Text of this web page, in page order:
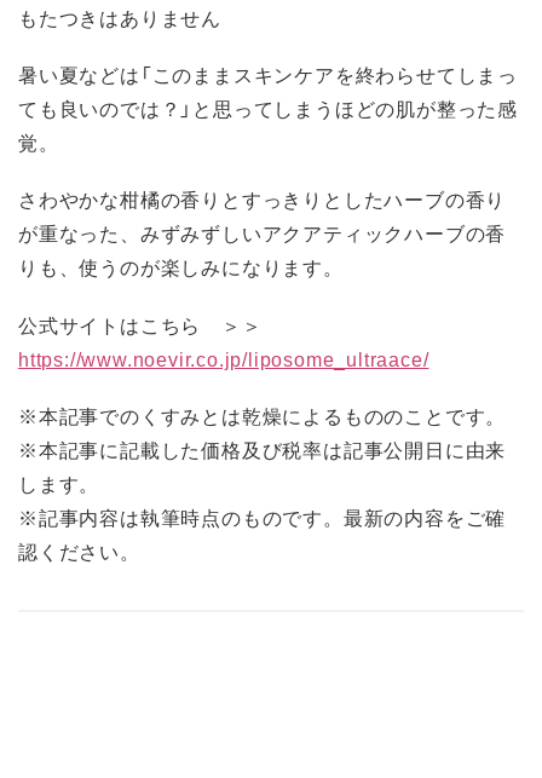
もたつきはありません
暑い夏などは「このままスキンケアを終わらせてしまっ
ても良いのでは？」と思ってしまうほどの肌が整った感
覚。
さわやかな柑橘の香りとすっきりとしたハーブの香り
が重なった、みずみずしいアクアティックハーブの香
りも、使うのが楽しみになります。
公式サイトはこちら ＞＞
https://www.noevir.co.jp/liposome_ultraace/
※本記事でのくすみとは乾燥によるもののことです。
※本記事に記載した価格及び税率は記事公開日に由来
します。
※記事内容は執筆時点のものです。最新の内容をご確
認ください。